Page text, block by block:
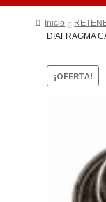
Inicio
DIAFRAGMA
¡OFERTA!